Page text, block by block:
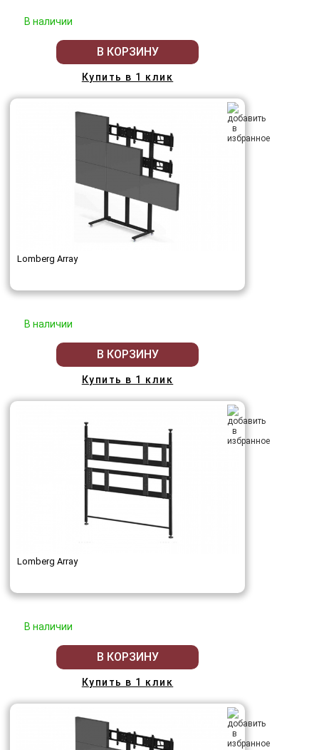
В наличии
В КОРЗИНУ
Купить в 1 клик
Lomberg Array
В наличии
В КОРЗИНУ
Купить в 1 клик
Lomberg Array
В наличии
В КОРЗИНУ
Купить в 1 клик